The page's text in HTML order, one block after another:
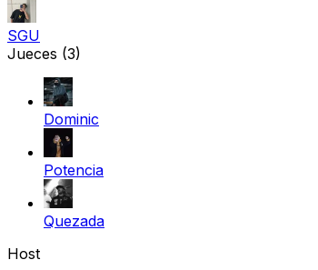
SGU
Jueces (3)
Dominic
Potencia
Quezada
Host